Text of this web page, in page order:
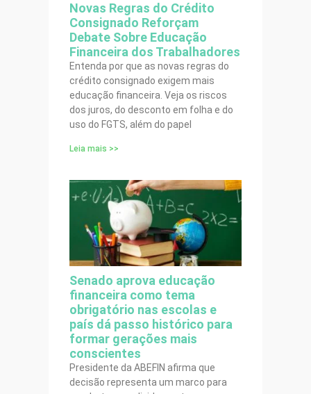
Novas Regras do Crédito
Consignado Reforçam
Debate Sobre Educação
Financeira dos Trabalhadores
Entenda por que as novas regras do
crédito consignado exigem mais
educação financeira. Veja os riscos
dos juros, do desconto em folha e do
uso do FGTS, além do papel
Leia mais >>
Senado aprova educação
financeira como tema
obrigatório nas escolas e
país dá passo histórico para
formar gerações mais
conscientes
Presidente da ABEFIN afirma que
decisão representa um marco para